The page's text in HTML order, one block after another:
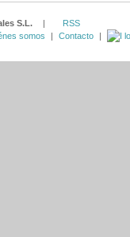
S.L. |
RSS
somos | Contacto |